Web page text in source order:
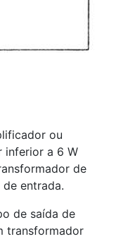
ou
inferior a 6 W
de
entrada.
de saída de
transformador